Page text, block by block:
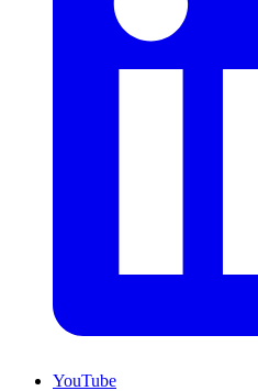
YouTube